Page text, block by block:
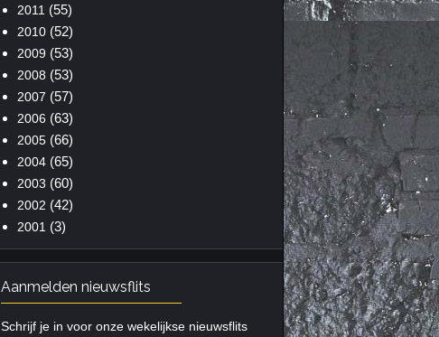
2011 (55)
2010(52)
2009 (53)
2008 (53)
2007 (57)
2006 (63)
2005(66)
2004(65)
2003 (60)
2002 (42)
2001 (3)
Aanmelden nieuwsflits
Schrijf je in voor onze wekelijkse nieuwsflits